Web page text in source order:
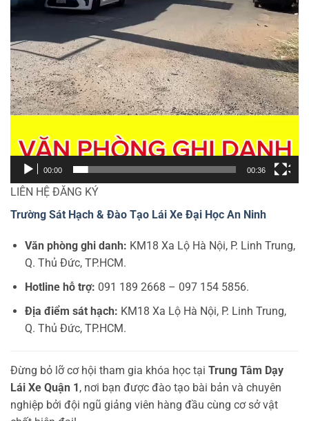
00:00 00:36
LIÊN HỆ ĐĂNG KÝ
Trường Sát Hạch & Đào Tạo Lái Xe Đại Học An Ninh
Văn phòng ghi danh: KM18 Xa Lộ Hà Nội, P. Linh Trung,
Q. Thủ Đức, TP.HCM.
Hotline hỗ trợ: 091 189 2668 – 097 154 5856.
Địa điểm sát hạch: KM18 Xa Lộ Hà Nội, P. Linh Trung,
Q. Thủ Đức, TP.HCM.
Đừng bỏ lỡ cơ hội tham gia khóa học tại Trung Tâm Dạy
Lái Xe Quận 1 , nơi bạn được đào tạo bài bản và chuyên
nghiệp bởi đội ngũ giảng viên hàng đầu cùng cơ sở vật